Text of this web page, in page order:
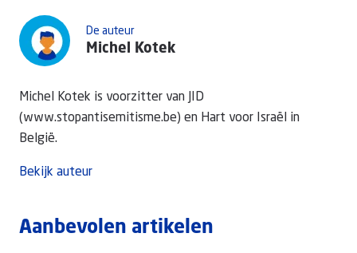
De auteur
Michel Kotek
Michel Kotek is voorzitter van JID
(www.stopantisemitisme.be) en Hart voor Israël in
België.
Bekijk auteur
Aanbevolen artikelen